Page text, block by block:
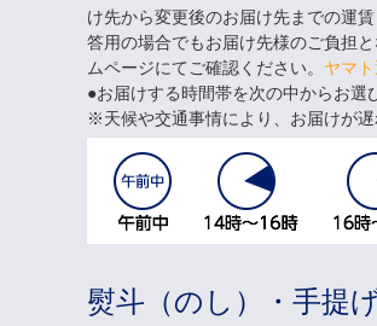
け先から変更後のお届け先までの運
答用の場合でもお届け先様のご負担
ムページにてご確認ください。 ヤマ
●お届けする時間帯を次の中からお選
天候や交通事情により、お届けが遅
熨斗（のし）・手提